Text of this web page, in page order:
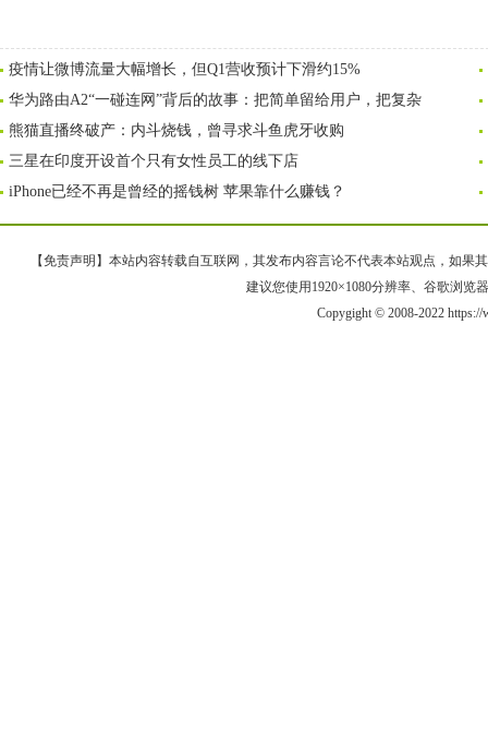
疫情让微博流量大幅增长，但Q1营收预计下滑约15%
华为路由A2“一碰连网”背后的故事：把简单留给用户，把复杂
熊猫直播终破产：内斗烧钱，曾寻求斗鱼虎牙收购
三星在印度开设首个只有女性员工的线下店
iPhone已经不再是曾经的摇钱树 苹果靠什么赚钱？
【免责声明】本站内容转载自互联网，其发布内容言论不代表本站观点，如果
建议您使用1920×1080分辨率、谷歌浏览
Copygight © 2008-2022